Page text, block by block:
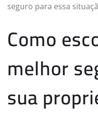
seguro para essa
Como
melhor
sua